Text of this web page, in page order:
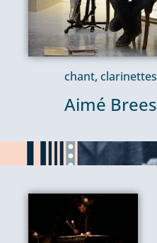
chant, clarinettes
Aimé Brees